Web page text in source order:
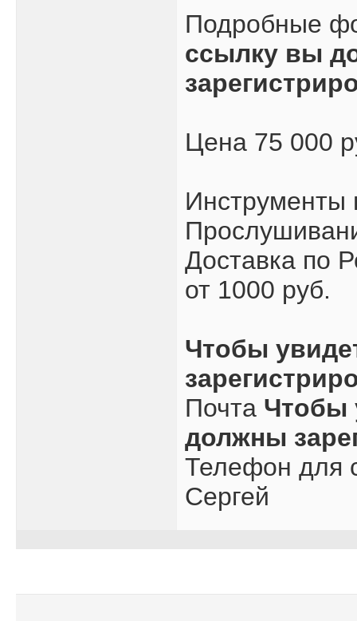
Подробные
ссылку вы
Цена 75 000
Инструменты
Доставка по
от 1000 руб.
Чтобы
Почта Чтобы
должны
Телефон для
Сергей